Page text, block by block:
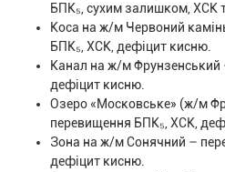
БПК₅, сухим залишком, ХСК
Коса на ж/м Червоний
БПК₅, ХСК, дефіцит кисню.
Канал на ж/м
дефіцит кисню.
Озеро «Московське» (ж/м
перевищення БПК₅, ХСК,
Зона на ж/м Сонячний –
дефіцит кисню.